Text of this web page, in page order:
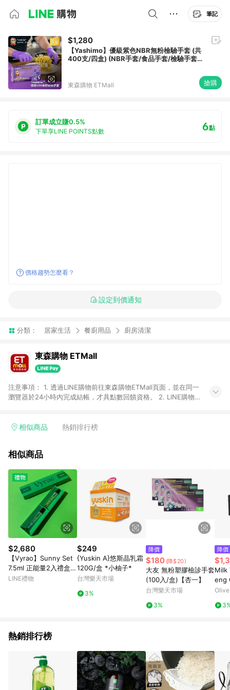
筆記
$1,280
【Yashimo】優級紫色NBR無粉檢驗手套 (共
400支/四盒) (NBR手套/食品手套/檢驗手套/
東森購物 ETMall 搶購
訂單成立賺0.5%
下單享LINE POINTS點數 6點
價格趨勢怎麼看？
設定到價通知
分類： 居家生活 餐廚用品 廚房清潔
東森購物 ETMall
注意事項： 1. 透過LINE購物前往東森購物ETMall頁面，並在同一
瀏覽器於24小時內完成結帳，才具點數回饋資格。 2. LINE購物
單，皆不在點數回饋範圍內。 3. 如購買以下類別商品，將無法獲
球嚴選、商城、專案商品、「草莓網」全館商品。 4. 如取消訂
回饋。 5. 點數回饋會扣除所有折扣優惠後之最終發票金額計算，
實際回饋請依LINE購物通知為主。 6. 訂單如有使用東森購物
ETMall站內之折扣優惠(包含但不限於東森幣、樂透金、東森現金
券等)，不具點數回饋資格。詳細請依東森購物ETMall之結帳頁面
顯示為準。 7. LINE購物設有「單一商品最高回饋點數」機制(特
殊活動時開放「回饋無上限」)，以同一訂單中同一商品不論件數
計算，並依訂單成立時間當下LINE購物所設定的回饋機制為準。
8. LINE購物為購物資訊整合性平台，商品資料更新會有時間差，
如顯示之商品規格、顏色、價位、贈品與東森購物ETMall銷售網
頁不符，以銷售網頁標示為準。 9. 若有贈點爭議，請務必於訂單
日期+180天以內至LINE購物客服洽詢；若超過180天(含)以上進
行申訴，恕無法贈點回饋。 10. 部分點數紅包僅限指定商品使
用，或不適用於無回饋商品。各點數紅包之適用商品與使用條件
相似商品 熱銷排行榜
相似商品
$2,680
【Vyrao】Sunny Set
7.5ml 正能量2入禮盒
組|七夕禮物 官方推薦
LINE禮物
$249
{Yuskin A}悠斯晶乳霜
120G/盒 *小柚子*
台灣樂天市場
3%
降價
$180 (降$20)
大友 無粉塑膠檢診手套
(100入/盒)【杏一】
台灣樂天市場
3%
降價
Milk
eng
熱銷排行榜